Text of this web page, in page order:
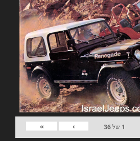
1 של36
›
»